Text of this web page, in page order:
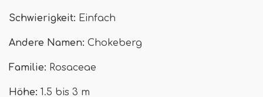
Schwierigkeit: Einfach
Andere Namen: Chokeberg
Familie: Rosaceae
Höhe: 1.5 bis 3 m